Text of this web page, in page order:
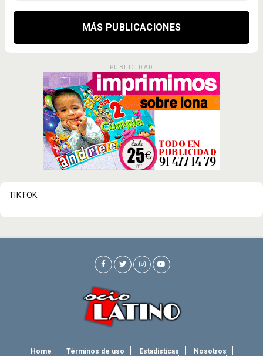
MÁS PUBLICACIONES
PUBLICIDAD
TIKTOK
Home Términos de uso Estadísticas Nosotros